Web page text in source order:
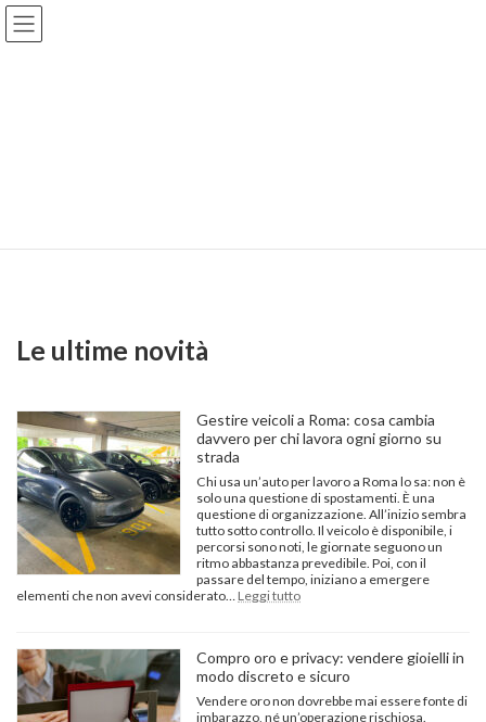
Salta
contenuto
Vai
alla
navigazione
Le ultime novità
Gestire veicoli a Roma: cosa cambia
davvero per chi lavora ogni giorno su
strada
Chi usa un’auto per lavoro a Roma lo sa: non è
solo una questione di spostamenti. È una
questione di organizzazione. All’inizio sembra
tutto sotto controllo. Il veicolo è disponibile, i
percorsi sono noti, le giornate seguono un
ritmo abbastanza prevedibile. Poi, con il
passare del tempo, iniziano a emergere
elementi che non avevi considerato…Leggi tutto:
Roma:
cosa
cambia
davvero
Compro oro e privacy: vendere gioielli in
modo discreto e sicuro
Vendere oro non dovrebbe mai essere fonte di
imbarazzo, né un’operazione rischiosa.